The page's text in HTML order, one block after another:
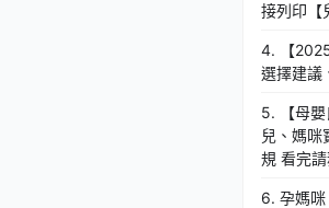
接列印【
4. 【
選擇建議
5. 【母
兒、媽咪
規 看完
6. 孕媽